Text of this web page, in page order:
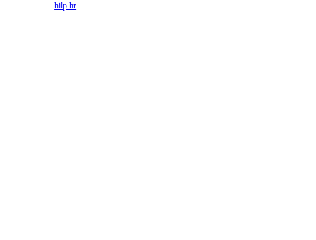
Izvor:hilp.hr